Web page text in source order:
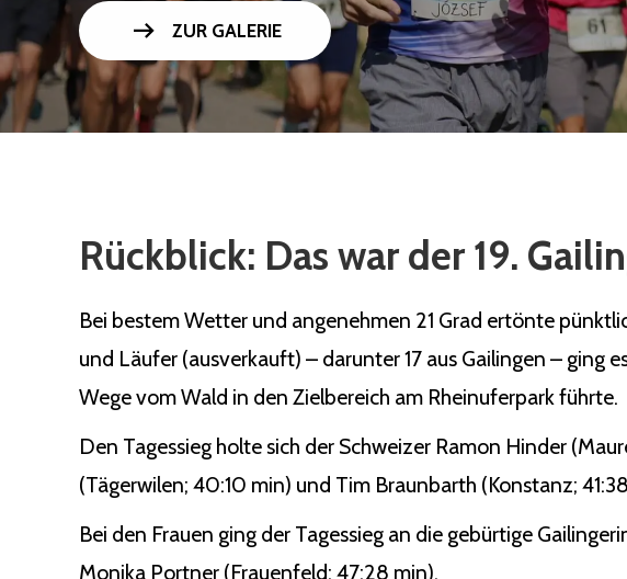
arrow_right_alt ZUR GALERIE
Rückblick: Das war der 19.
Bei bestem Wetter und angenehmen 21 Grad ertönte
und Läufer (ausverkauft) – darunter 17 aus Gailingen –
Wege vom Wald in den Zielbereich am Rheinuferpark führte.
Den Tagessieg holte sich der Schweizer Ramon Hinder
(Tägerwilen; 40:10 min) und Tim Braunbarth (Konstanz;
Bei den Frauen ging der Tagessieg an die gebürtige
Monika Portner (Frauenfeld; 47:28 min).